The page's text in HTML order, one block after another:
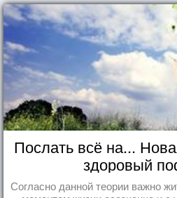
Послать всё на...
здоровый
Согласно данной теории важно